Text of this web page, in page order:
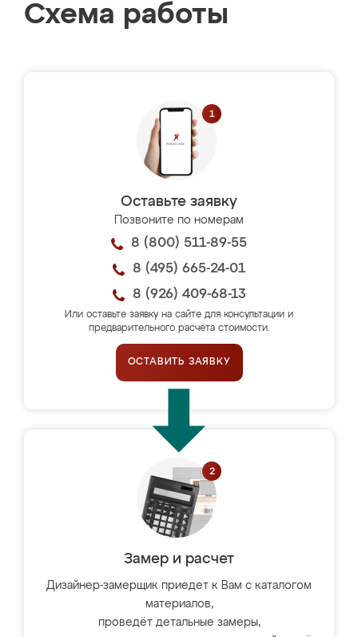
Схема работы
Оставьте заявку
Позвоните по номерам
8 (800) 511-89-55
8 (495) 665-24-01
8 (926) 409-68-13
Или оставьте заявку на сайте для консультации и
предварительного расчёта стоимости.
ОСТАВИТЬ ЗАЯВКУ
Замер и расчет
Дизайнер-замерщик приедет к Вам с каталогом
материалов,
проведёт детальные замеры,